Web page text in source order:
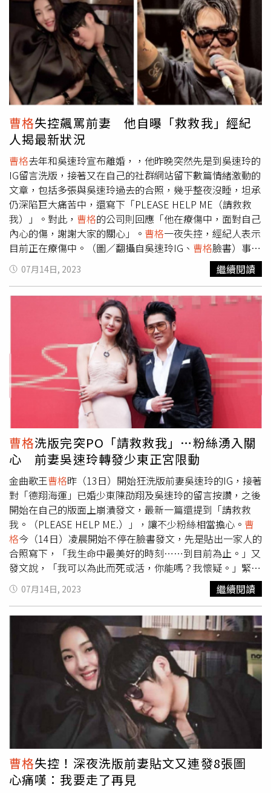
醒他要多愛自己。儘管他坦言至今仍不懂得該如何愛自己，
但他承諾會努力嘗試，隨後眼眶裡突然閃起了淚光，哽咽
說：「今晚好想自私一點，跟自己說要謝謝我自己，一輩子
就這麼一次，可以嗎？」
與吳速玲過去的合照，幾乎整夜沒睡，坦承仍深陷巨大痛苦
中。曹格更新臉書、IG。（圖／翻攝自 曹格臉書、IG）原
來，吳速玲先前在社群媒體發佈一篇在自家陽台的照片，而
後「德祥海運」的少東陳劭翔則是在下方留言「錦緞好
美」，此舉引來曹格 瘋狂留言，對於曹格「激動反應」，吳
速玲似乎不以為意，而 曹格14日上午又發文表示自己仍深陷
巨大的痛苦裡，更寫下「PLEASE HELP ME（請救救
我）」，讓粉絲都很心疼又擔心。對於曹格狀況，唱片公司
當時回覆，「他在療傷中，面對自己內心的傷，也在努力變
成一個更好的自己，不讓大家擔心，謝謝大家的關心，如今
曹格也親曝自身狀況，網友也紛紛鼓勵「恭喜！好開心能迎
來哥的好消息」、「加油，不要放棄」、「你是最棒的，也
一直都做得很棒」、「期待演唱會見」。
曹格失控飆罵前妻 他自曝「救救我」經紀
人揭最新狀況
曹格去年和吳速玲宣布離婚，，他昨晚突然先是到吳速玲的
IG留言洗版，接著又在自己的社群網站留下數篇情緒激動的
文章，包括多張與吳速玲過去的合照，幾乎整夜沒睡，坦承
仍深陷巨大痛苦中，還寫下「PLEASE HELP ME（請救救
我）」。對此， 曹格的公司則回應「他在療傷中，面對自己
內心的傷，謝謝大家的關心」。 曹格一夜失控，經紀人表示
目前正在療傷中。（圖／翻攝自吳速玲IG、 曹格臉書）事發
原因從昨夜吳速玲原本在社群媒體發佈一篇在自家陽台的照
片，而後「德祥海運」的少東陳劭翔則是在下方留言「錦緞
好美」，此舉竟引來曹格瘋狂留言，曹格先是在吳速玲IG
下，針對「德翔海運」已婚少東陳劭翔留言，寫下「其實很
普通」、「為什麼那麼安靜，然後沒有任何回覆」？陳劭翔
留言稱讚產品獲吳速玲親回，曹格數度留言標記陳、吳兩
人，後來又全數刪除。（圖／翻攝自吳速玲IG）他隨後接連
發文，包括多張和吳速玲合照、婚禮照片，陸續用中英文寫
下「結婚日！說的台詞、承諾， 保證……都廢了！」、
「到目前為止，我生命中最美好的時刻」、「希望下一個男
人比我更欣賞她。如果他不……我會找到他並表達我的感
受」、「等著瞧看看妳的律師是否會打給我」、「亂七八招
了……，但還是愛她。傻傻的被罵，被笑，被恐嚇，但也傻
傻的把爽」。儘管目前留言都已刪除，但這大動作也引發不
少熱議，有網友就問「喝多了嗎」，曹格甚至透過限動爆粗
口，表示自己大膽寫下心裡話，「我一滴酒都沒喝。你懂我
的痛嗎？不要以為自什麼都懂。小朋友……」對於曹格 「激
動反應」，吳速玲似乎不以為意，包括「德祥海運」少東陳
劭翔的妻子陳薇也發布留言，看得出來彼此私下的好感情，
曹格 似乎是會錯意，因為陳劭翔所指的「錦緞好美」，也是
因為太太送給吳速玲的，所以才會留言稱讚。曹格到了14日
上午又發文表示自己仍深陷巨大的痛苦裡，更寫下
「PLEASE HELP ME（請救救我）」，讓粉絲都很心疼又擔
心，而曹格的的公司稍早也回覆，「他在療傷中，面對自己
內心的傷，也在努力變成一個更好的自己，不讓大家擔心，
謝謝大家的關心，公司會一直支持他的音樂事業」。
07月14日, 2023 繼續閱讀
曹格洗版完突PO「請救救我」…粉絲湧入關
心 前妻吳速玲轉發少東正宮限動
金曲歌王曹格昨（13日）開始狂洗版前妻吳速玲的IG，接著
對「德翔海運」已婚少東陳劭翔及吳速玲的留言按讚，之後
開始在自己的版面上崩潰發文，最新一篇還提到「請救救
我。（PLEASE HELP ME.）」，讓不少粉絲相當擔心。 曹
格今（14日）凌晨開始不停在臉書發文，先是貼出一家人的
合照寫下，「我生命中最美好的時刻……到目前為止。」又
發文說，「我可以為此而死或活，你能嗎？我懷疑。」緊接
著上午曹格 在IG坦承，自己仍陷在巨大的痛苦裡，「請救救
我。（PLEASE HELP ME.）」
表示，自己仍陷在痛苦
安慰，紛紛留言「有沒有辦法先做點其他的事情分心一下，
我知道很難很難，還是找朋友，專業人士聊一下」、「你不
是一個人大家都在」、「粉絲會一起陪你渡過難關加油」、
「你真愛她，放過她也放過自己吧」。吳速玲轉發陳薇限時
動態。（圖／翻攝自IG／5400wu）至於陳劭翔的妻子陳薇
則在限時動態上傳盆栽照並寫下，「錦緞他們的葉子像絨布
一樣的光澤感，放在家裡很美，植物用心照顧長得好能分株
給也愛惜的朋友，讓生命繼續延續、繼續漂亮，不用抱歉，
妳活得很漂亮，Love you，要好好照顧我們的錦緞。」同
時標註老公陳劭翔與吳速玲，之後吳速玲也轉發該則限時動
態。
07月14日, 2023 繼續閱讀
曹格失控！深夜洗版前妻貼文又連發8張圖
心痛嘆：我要走了再見